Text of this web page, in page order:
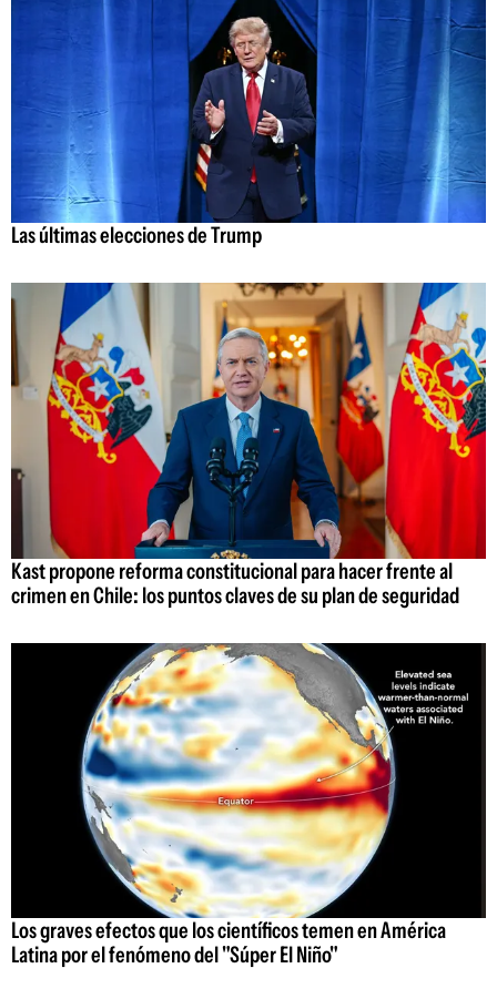
Las últimas elecciones de Trump
Kast propone reforma constitucional para hacer frente al
crimen en Chile: los puntos claves de su plan de seguridad
Los graves efectos que los científicos temen en América
Latina por el fenómeno del "Súper El Niño"